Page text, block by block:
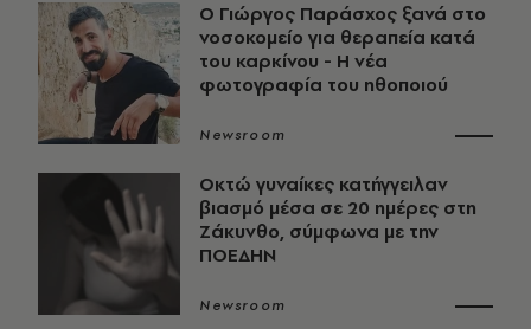
O Γιώργος Παράσχος ξανά στο
νοσοκομείο για θεραπεία κατά
του καρκίνου - Η νέα
φωτογραφία του ηθοποιού
Newsroom
Οκτώ γυναίκες κατήγγειλαν
βιασμό μέσα σε 20 ημέρες στη
Ζάκυνθο, σύμφωνα με την
ΠΟΕΔΗΝ
Newsroom